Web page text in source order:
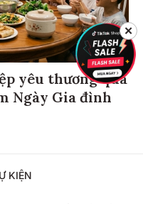
yêu thương qua
Ngày Gia đình
KIỆN
✕